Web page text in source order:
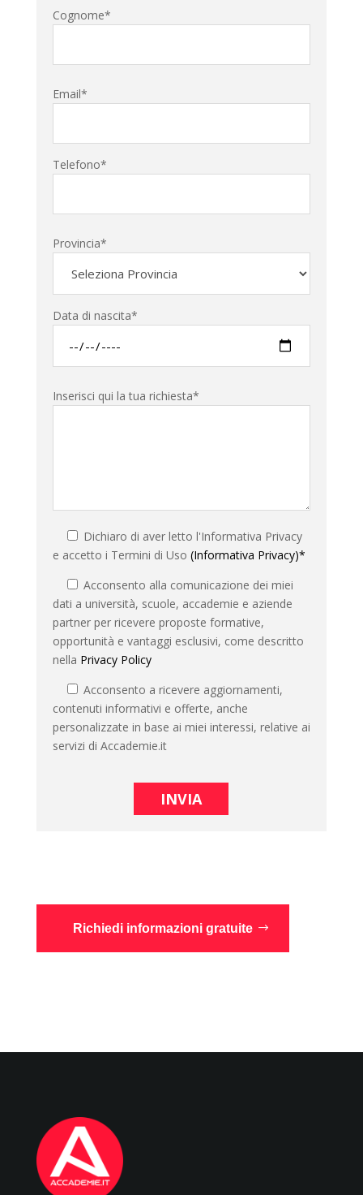
Cognome*
Email*
Telefono*
Provincia*
Data di nascita*
Inserisci qui la tua richiesta*
Dichiaro di aver letto l'Informativa Privacy
e accetto i Termini di Uso (Informativa Privacy)*
Acconsento alla comunicazione dei miei
dati a università, scuole, accademie e aziende
partner per ricevere proposte formative,
opportunità e vantaggi esclusivi, come descritto
nella Privacy Policy
Acconsento a ricevere aggiornamenti,
contenuti informativi e offerte, anche
personalizzate in base ai miei interessi, relative ai
servizi di Accademie.it
Richiedi informazioni gratuite